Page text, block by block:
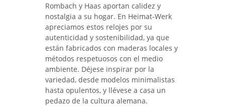
Rombach y Haas aportan calidez y
nostalgia a su hogar. En Heimat-Werk
apreciamos estos relojes por su
autenticidad y sostenibilidad, ya que
están fabricados con maderas locales y
métodos respetuosos con el medio
ambiente. Déjese inspirar por la
variedad, desde modelos minimalistas
hasta opulentos, y llévese a casa un
pedazo de la cultura alemana.